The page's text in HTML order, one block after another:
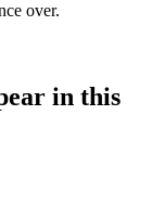
over.
in this